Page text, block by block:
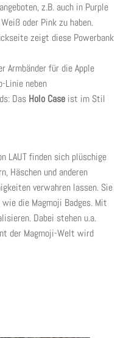
z.B. auch in Purple
oder Pink zu haben.
zeigt diese Powerbank
Armbänder für die Apple
Linie neben
Das Holo Case ist im Stil
LAUT finden sich plüschige
Häschen und anderen
verwahren lassen. Sie
die Magmoji Badges. Mit
Dabei stehen u.a.
der Magmoji-Welt wird